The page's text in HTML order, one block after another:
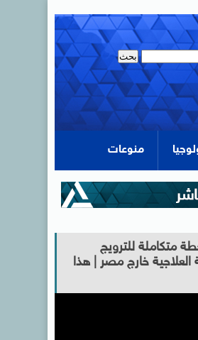
منوعات
متكاملة للترويج
العلاجية خارج مصر | هذا